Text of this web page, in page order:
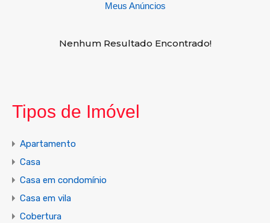
Meus Anúncios
Nenhum Resultado Encontrado!
Tipos de Imóvel
Apartamento
Casa
Casa em condomínio
Casa em vila
Cobertura